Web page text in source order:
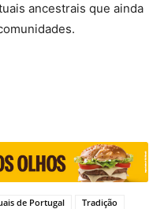
ancestrais que ainda
de Portugal Tradição